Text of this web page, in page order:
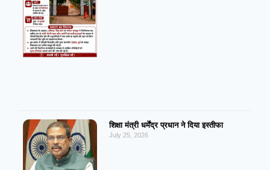
शिक्षा मंत्री धर्मेंद्र प्रधान ने दिया इस्तीफा
July 25, 2026